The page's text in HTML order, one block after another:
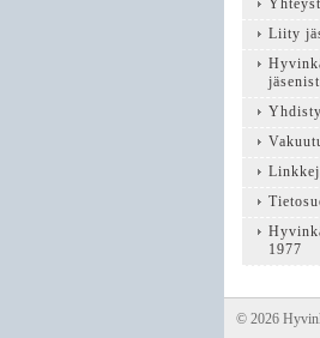
Liity
1977
© 2026